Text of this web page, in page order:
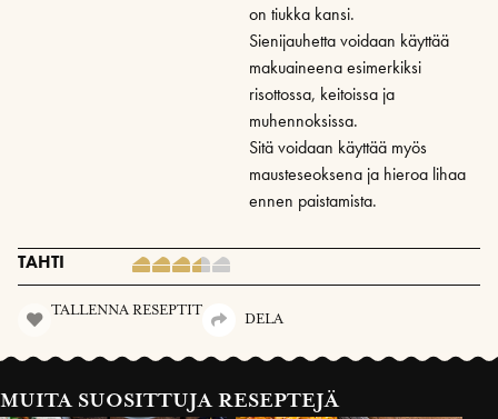
on tiukka kansi.
Sienijauhetta voidaan käyttää
makuaineena esimerkiksi
risottossa, keitoissa ja
muhennoksissa.
Sitä voidaan käyttää myös
mausteseoksena ja hieroa lihaa
ennen paistamista.
TAHTI
TALLENNA RESEPTIT
DELA
MUITA SUOSITTUJA RESEPTEJÄ